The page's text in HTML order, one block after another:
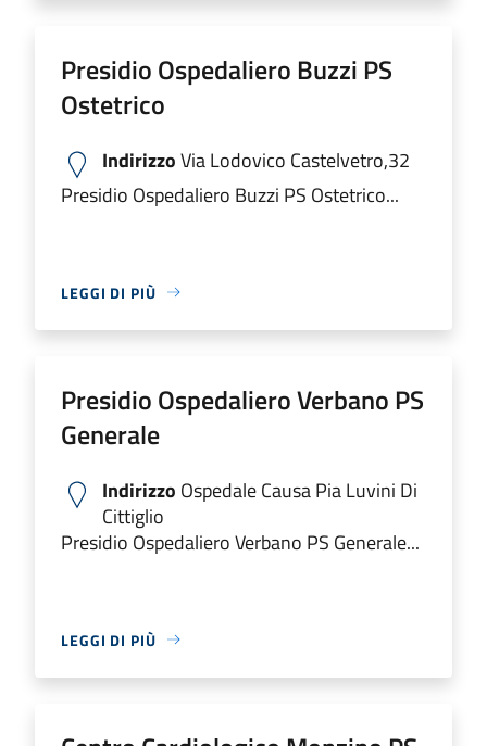
Presidio Ospedaliero Buzzi PS
Ostetrico
IndirizzoVia Lodovico Castelvetro,32
Presidio Ospedaliero Buzzi PS Ostetrico...
LEGGI DI PIÙ
Presidio Ospedaliero Verbano PS
Generale
Indirizzo Ospedale Causa Pia Luvini Di
Cittiglio
Presidio Ospedaliero Verbano PS Generale...
LEGGI DI PIÙ